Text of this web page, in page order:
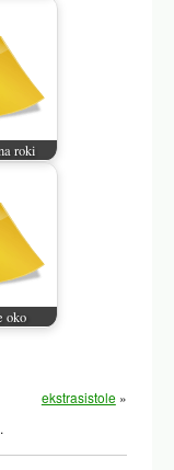
roki
oko
ekstrasistole»